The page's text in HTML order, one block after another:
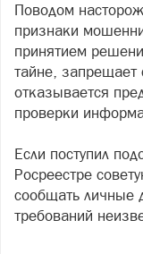
Поводом
признаки
принятием
тайне, запрещает
отказывается
проверки
Если поступил
Росреестре
сообщать личные
требований